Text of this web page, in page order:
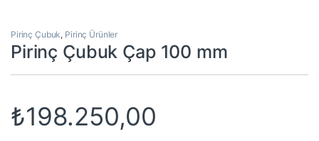
Pirinç Çubuk, Pirinç Ürünler
Pirinç Çubuk Çap 100 mm
₺198.250,00